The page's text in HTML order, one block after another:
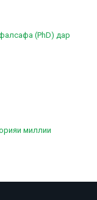
(PhD) дар
миллии